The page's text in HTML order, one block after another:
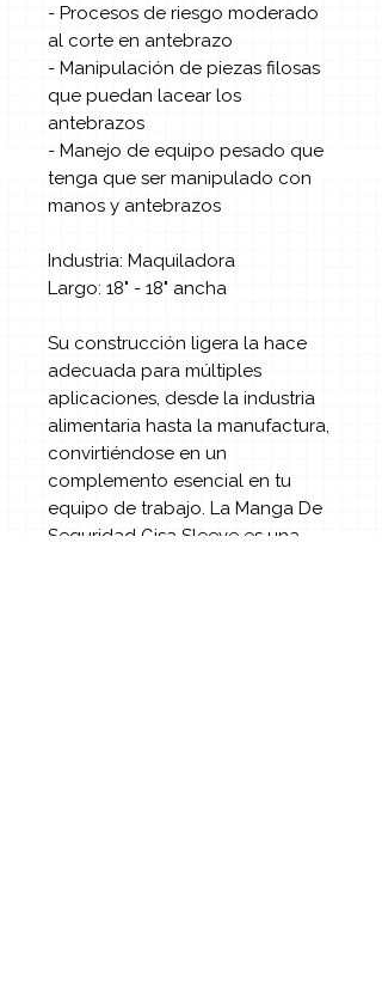
- Procesos de riesgo moderado
al corte en antebrazo
- Manipulación de piezas filosas
que puedan lacear los
antebrazos
- Manejo de equipo pesado que
tenga que ser manipulado con
manos y antebrazos
Industria: Maquiladora
Largo: 18" - 18" ancha
Su construcción ligera la hace
adecuada para múltiples
aplicaciones, desde la industria
alimentaria hasta la manufactura,
convirtiéndose en un
complemento esencial en tu
equipo de trabajo. La Manga De
Seguridad Gisa Sleeve es una